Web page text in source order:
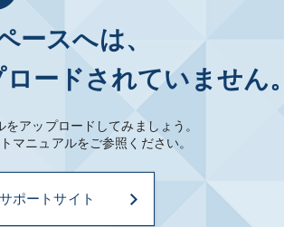
ースへは、
ードされていません。
アップロードしてみましょう。
マニュアルをご参照ください。
ポートサイト